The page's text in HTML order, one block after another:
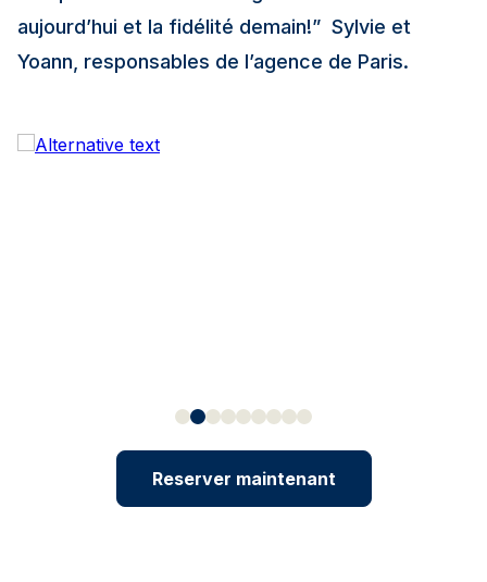
aujourd’hui et la fidélité demain!” Sylvie et
Yoann, responsables de l’agence de Paris.
Reserver maintenant